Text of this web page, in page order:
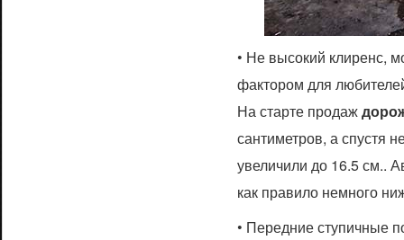
• Не высокий клиренс,
фактором для
На старте продаж
сантиметров, а спустя
увеличили до 16.5 см..
как правило немного
• Передние ступичные